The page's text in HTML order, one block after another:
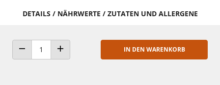
DETAILS / NÄHRWERTE / ZUTATEN UND ALLERGENE
ANZAHL VERRINGERNANZAHL ERHÖHEN
IN DEN WARENKORB